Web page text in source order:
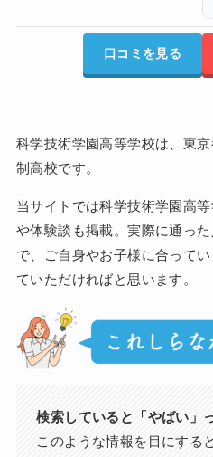
口コミを見る
科学技術学園高等学校は、東
制高校です。
当サイトでは科学技術学園高
や体験談も掲載。実際に通っ
で、ご自身やお子様に合って
ていただければと思います。
検索していると「やばい」
このような情報を目にする